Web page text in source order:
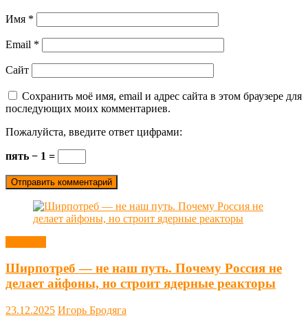
Имя *
Email *
Сайт
Сохранить моё имя, email и адрес сайта в этом браузере для
последующих моих комментариев.
Пожалуйста, введите ответ цифрами:
пять − 1 =
Ширпотреб — не наш путь. Почему Россия не
делает айфоны, но строит ядерные реакторы
23.12.2025 Игорь Бродяга